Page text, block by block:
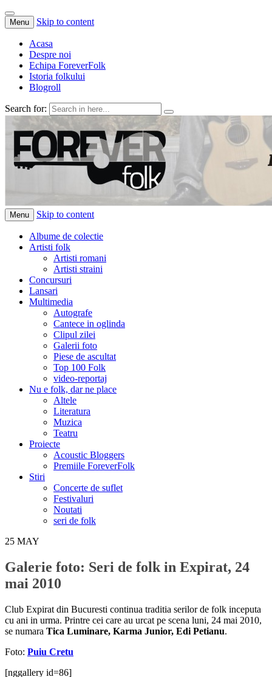
Menu Skip to content
Acasa
Despre noi
Echipa ForeverFolk
Istoria folkului
Blogroll
Search for:
ForeverFolk
Muzica sufletului tau
Menu Skip to content
Albume de colectie
Artisti folk
Artisti romani
Artisti straini
Concursuri
Lansari
Multimedia
Autografe
Cantece in oglinda
Clipul zilei
Galerii foto
Piese de ascultat
Top 100 Folk
video-reportaj
Nu e folk, dar ne place
Altele
Literatura
Muzica
Teatru
Proiecte
Acoustic Bloggers
Premiile ForeverFolk
Stiri
Concerte de suflet
Festivaluri
Noutati
seri de folk
25 MAY
Galerie foto: Seri de folk in Expirat, 24
mai 2010
Club Expirat din Bucuresti continua traditia serilor de folk inceputa
cu ani in urma. Printre cei care au urcat pe scena luni, 24 mai 2010,
se numara Tica Luminare, Karma Junior, Edi Petianu.
Foto: Puiu Cretu
[nggallery id=86]